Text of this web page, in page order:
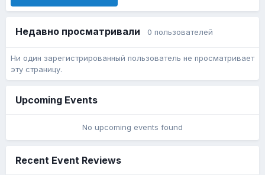
Недавно просматривали 0 пользователей
Ни один зарегистрированный пользователь не просматривает
эту страницу.
Upcoming Events
No upcoming events found
Recent Event Reviews